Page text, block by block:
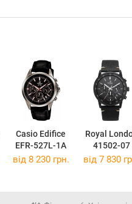
Casio Edifice
EFR-527L-1A
Royal
41502-07
від 8 230 грн. від 7 830